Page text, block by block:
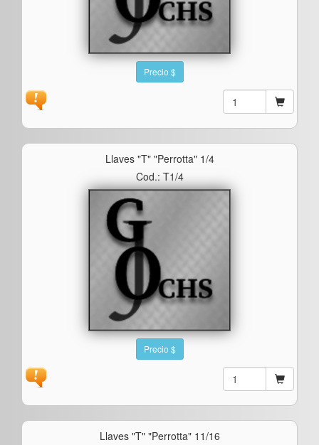
Precio $
Llaves "t" "perrotta" 1/4
Cod.: T1/4
Precio $
Llaves "t" "perrotta" 11/16